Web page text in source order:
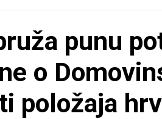
punu
o
položaja